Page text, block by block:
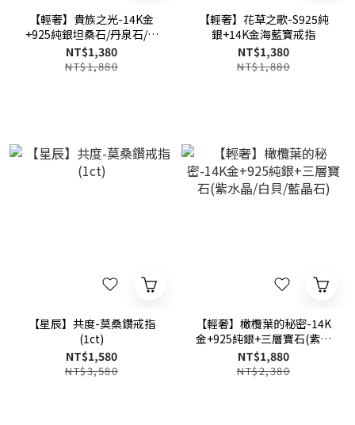
【輕奢】貴族之光-14K金
+925純銀坦桑石/丹泉石/海
洋之星
NT$1,380
NT$1,880
【輕奢】花草之歌-S925純
銀+14K金海藍寶戒指
NT$1,380
NT$1,880
【星辰】共度-莫桑鑽戒指
(1ct)
NT$1,580
NT$3,580
【輕奢】橄欖葉的秘密-14K
金+925純銀+三層寶石(紫水
晶/白貝/藍晶石)
NT$1,880
NT$2,380